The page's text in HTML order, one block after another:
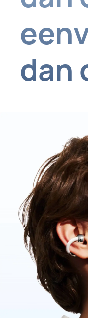
dan